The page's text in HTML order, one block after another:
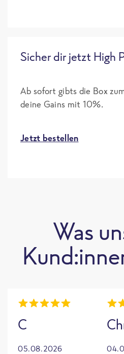
Sicher dir jetzt High
Ab sofort gibts die Box
deine Gains mit 10%.
Jetzt bestellen
Was
C
05.08.2026